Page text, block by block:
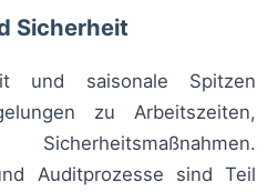
Sicherheit
und saisonale Spitzen
zu Arbeitszeiten,
Auditprozesse sind Teil